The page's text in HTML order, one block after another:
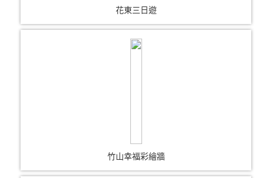
花東三日遊
竹山幸福彩繪牆